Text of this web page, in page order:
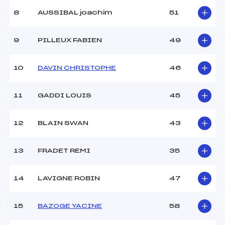
8 AUSSIBAL joachim 51
9 PILLEUX FABIEN 49
10 DAVIN CHRISTOPHE 46
11 GADDI LOUIS 45
12 BLAIN SWAN 43
13 FRADET REMI 35
14 LAVIGNE ROBIN 47
15 BAZOGE YACINE 58